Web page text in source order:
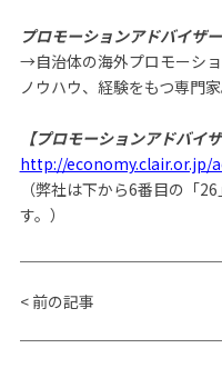
プロモーションアドバイザ
→自治体の海外プロモーショ
ノウハウ、経験をもつ専門家
【プロモーションアドバイ
http://economy.clair.or.jp/
（弊社は下から6番目の「
す。）
< 前の記事